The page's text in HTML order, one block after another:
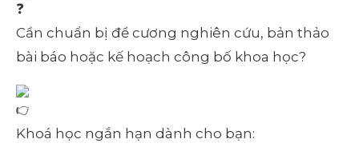
Cần chuẩn bị đề cương nghiên cứu, bản thảo
bài báo hoặc kế hoạch công bố khoa học?
Khoá học ngắn hạn dành cho bạn: